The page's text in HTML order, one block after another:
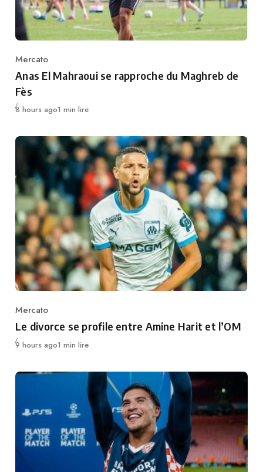
Category
Mercato
Anas El Mahraoui se rapproche du Maghreb de
Fès
Publié
8 hours ago1 min lire
Category
Mercato
Le divorce se profile entre Amine Harit et l’OM
Publié
9 hours ago1 min lire